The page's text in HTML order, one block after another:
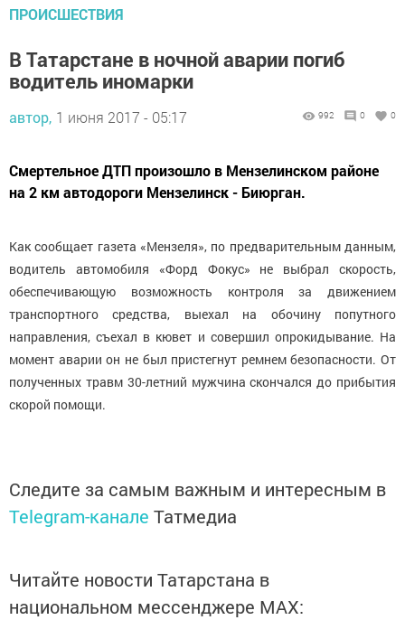
ПРОИСШЕСТВИЯ
В Татарстане в ночной аварии погиб
водитель иномарки
автор, 1 июня 2017 - 05:17 992 0 0
Смертельное ДТП произошло в Мензелинском районе
на 2 км автодороги Мензелинск - Биюрган.
Как сообщает газета «Мензеля», по предварительным данным,
водитель автомобиля «Форд Фокус» не выбрал скорость,
обеспечивающую возможность контроля за движением
транспортного средства, выехал на обочину попутного
направления, съехал в кювет и совершил опрокидывание. На
момент аварии он не был пристегнут ремнем безопасности. От
полученных травм 30-летний мужчина скончался до прибытия
скорой помощи.
Следите за самым важным и интересным в
Telegram-канале Татмедиа
Читайте новости Татарстана в
национальном мессенджере MАХ: